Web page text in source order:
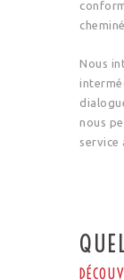
Nous
nous
service